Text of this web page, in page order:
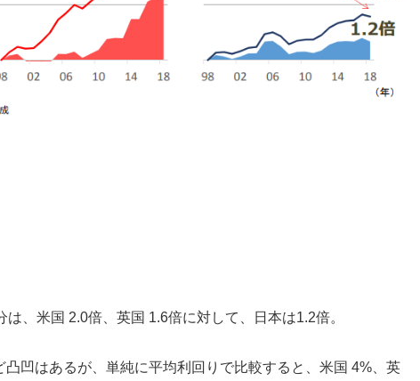
、米国 2.0倍、英国 1.6倍に対して、日本は1.2倍。
凹はあるが、単純に平均利回りで比較すると、米国 4%、英